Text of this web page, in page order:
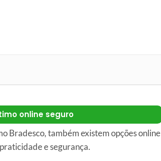
online seguro
Bradesco, também existem opções online
e segurança.